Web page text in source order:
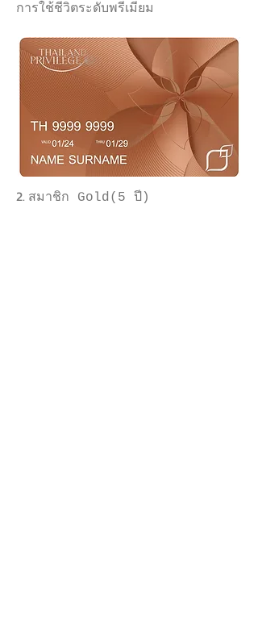
การใช้ชีวิตระดับพรีเมียม
2. สมาชิก Gold(5 ปี)